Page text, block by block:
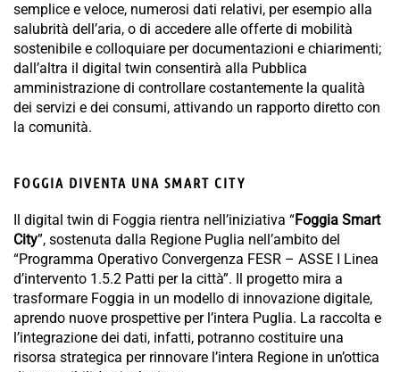
semplice e veloce, numerosi dati relativi, per esempio alla
salubrità dell’aria, o di accedere alle offerte di mobilità
sostenibile e colloquiare per documentazioni e chiarimenti;
dall’altra il digital twin consentirà alla Pubblica
amministrazione di controllare costantemente la qualità
dei servizi e dei consumi, attivando un rapporto diretto con
la comunità.
FOGGIA DIVENTA UNA SMART CITY
Il digital twin di Foggia rientra nell’iniziativa “Foggia Smart
City”, sostenuta dalla Regione Puglia nell’ambito del
“Programma Operativo Convergenza FESR – ASSE I Linea
d’intervento 1.5.2 Patti per la città”. Il progetto mira a
trasformare Foggia in un modello di innovazione digitale,
aprendo nuove prospettive per l’intera Puglia. La raccolta e
l’integrazione dei dati, infatti, potranno costituire una
risorsa strategica per rinnovare l’intera Regione in un’ottica